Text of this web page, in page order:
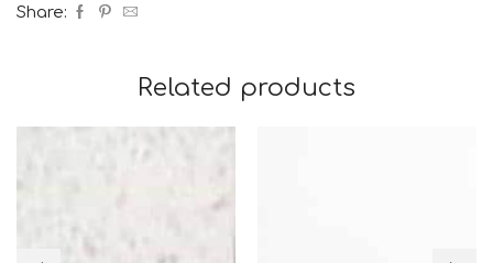
Share:
Related products